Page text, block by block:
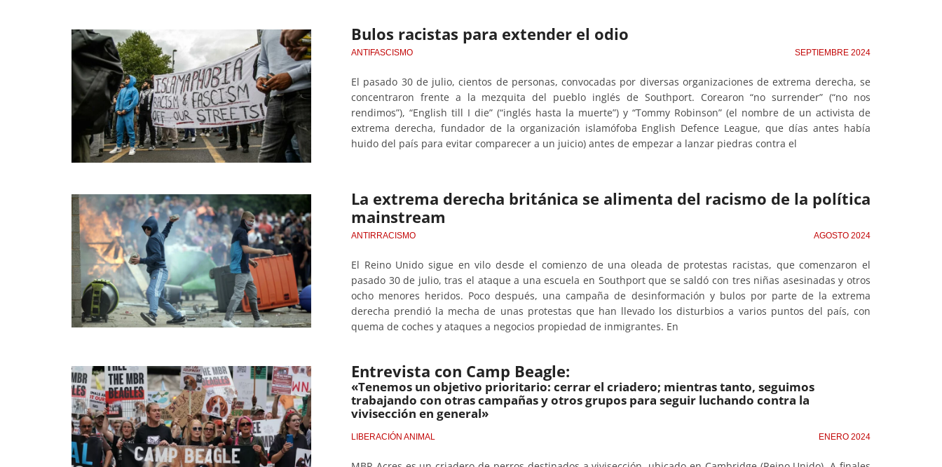
Bulos racistas para extender el odio
ANTIFASCISMO SEPTIEMBRE 2024
El pasado 30 de julio, cientos de personas, convocadas por diversas organizaciones de extrema derecha, se
concentraron frente a la mezquita del pueblo inglés de Southport. Corearon “no surrender” (“no nos
rendimos”), “English till I die” (“inglés hasta la muerte”) y “Tommy Robinson” (el nombre de un activista de
extrema derecha, fundador de la organización islamófoba English Defence League, que días antes había
huido del país para evitar comparecer a un juicio) antes de empezar a lanzar piedras contra el
La extrema derecha británica se alimenta del racismo de la política
mainstream
ANTIRRACISMO AGOSTO 2024
El Reino Unido sigue en vilo desde el comienzo de una oleada de protestas racistas, que comenzaron el
pasado 30 de julio, tras el ataque a una escuela en Southport que se saldó con tres niñas asesinadas y otros
ocho menores heridos. Poco después, una campaña de desinformación y bulos por parte de la extrema
derecha prendió la mecha de unas protestas que han llevado los disturbios a varios puntos del país, con
quema de coches y ataques a negocios propiedad de inmigrantes. En
Entrevista con Camp Beagle:
«Tenemos un objetivo prioritario: cerrar el criadero; mientras tanto, seguimos
trabajando con otras campañas y otros grupos para seguir luchando contra la
vivisección en general»
LIBERACIÓN ANIMAL ENERO 2024